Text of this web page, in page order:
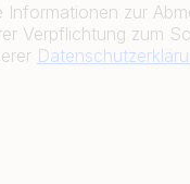
Informationen zur
Verpflichtung zum